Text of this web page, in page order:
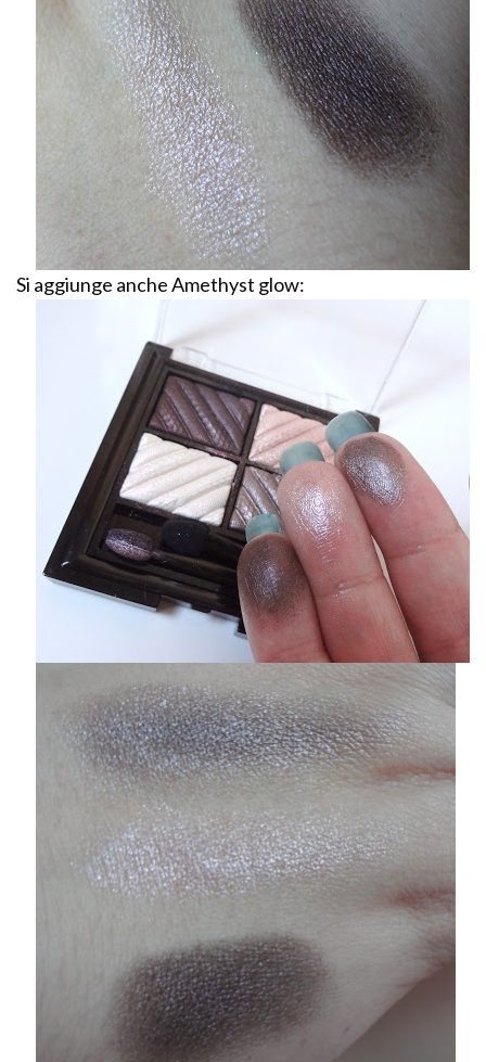
Si aggiunge anche Amethyst glow: